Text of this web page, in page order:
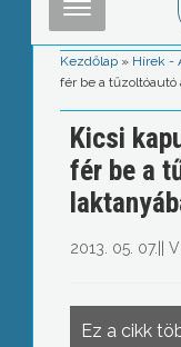
Kezdőlap » Hírek -
fér be a tűzoltóautó
Kicsi
fér be a
2013. 05. 07.
Ez a cikk